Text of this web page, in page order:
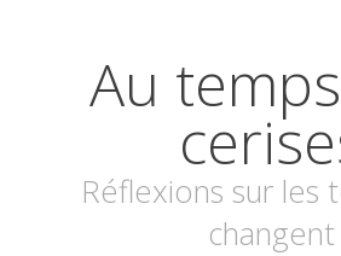
Au
Réflexions sur les
changent